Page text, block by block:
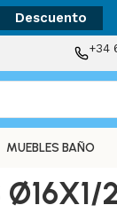
Descuento
+34
MUEBLES BAÑO